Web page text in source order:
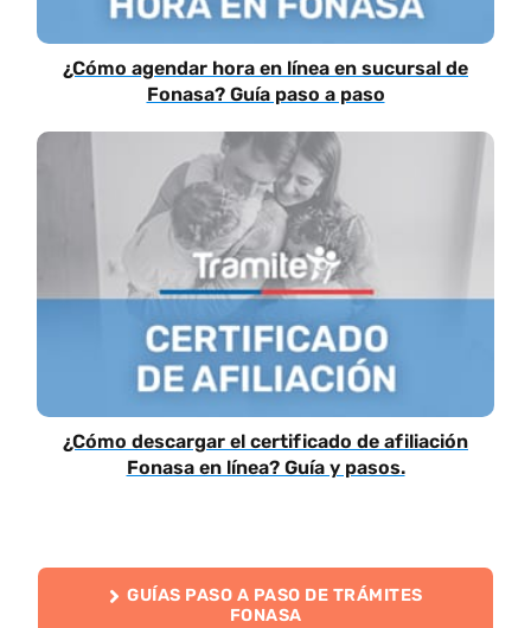
¿Cómo agendar hora en línea en sucursal de
Fonasa? Guía paso a paso
¿Cómo descargar el certificado de afiliación
Fonasa en línea? Guía y pasos.
GUÍAS PASO A PASO DE TRÁMITES
FONASA